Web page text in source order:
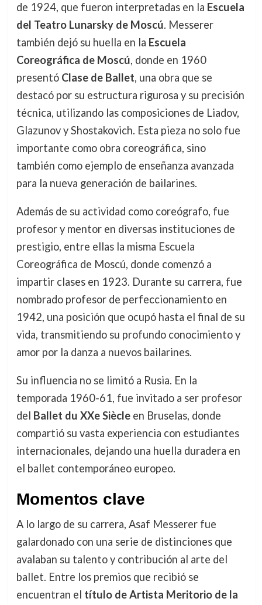
de 1924, que fueron interpretadas en la Escuela
del Teatro Lunarsky de Moscú. Messerer
también dejó su huella en la Escuela
Coreográfica de Moscú, donde en 1960
presentó Clase de Ballet, una obra que se
destacó por su estructura rigurosa y su precisión
técnica, utilizando las composiciones de Liadov,
Glazunov y Shostakovich. Esta pieza no solo fue
importante como obra coreográfica, sino
también como ejemplo de enseñanza avanzada
para la nueva generación de bailarines.
Además de su actividad como coreógrafo, fue
profesor y mentor en diversas instituciones de
prestigio, entre ellas la misma Escuela
Coreográfica de Moscú, donde comenzó a
impartir clases en 1923. Durante su carrera, fue
nombrado profesor de perfeccionamiento en
1942, una posición que ocupó hasta el final de su
vida, transmitiendo su profundo conocimiento y
amor por la danza a nuevos bailarines.
Su influencia no se limitó a Rusia. En la
temporada 1960-61, fue invitado a ser profesor
del Ballet du XXe Siècleen Bruselas, donde
compartió su vasta experiencia con estudiantes
internacionales, dejando una huella duradera en
el ballet contemporáneo europeo.
Momentos clave
A lo largo de su carrera, Asaf Messerer fue
galardonado con una serie de distinciones que
avalaban su talento y contribución al arte del
ballet. Entre los premios que recibió se
encuentran el título de Artista Meritorio de la